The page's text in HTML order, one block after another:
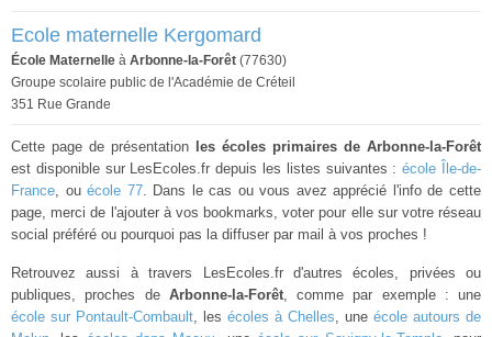
Ecole maternelle Kergomard
École Maternelle à Arbonne-la-Forêt (77630)
Groupe scolaire public de l'Académie de Créteil
351 Rue Grande
Cette page de présentation
les écoles primaires de Arbonne-la-Forêt
est disponible sur LesEcoles.fr depuis les listes suivantes :école Île-de-
France, ouécole 77. Dans le cas ou vous avez apprécié l'info de cette
page, merci de l'ajouter à vos bookmarks, voter pour elle sur votre réseau
social préféré ou pourquoi pas la diffuser par mail à vos proches !
Retrouvez aussi à travers LesEcoles.fr d'autres écoles, privées ou
publiques, proches de Arbonne-la-Forêt, comme par exemple : une
école sur Pontault-Combault, les écoles à Chelles, une école autours de